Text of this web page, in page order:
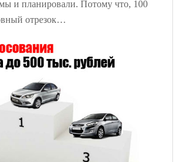
и планировали. Потому что, 100
отрезок…